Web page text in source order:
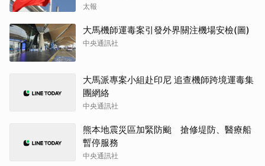
太報
大馬機師運毒案引發外界關注機場安檢(圖)
中央通訊社
大馬派專案小組赴印尼 追查機師跨境運毒集
團網絡
中央通訊社
熊本地震災區加緊防颱 搶修堤防、醫療船
暫停服務
中央通訊社